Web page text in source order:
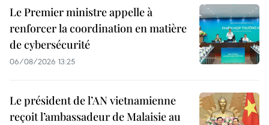
Le Premier ministre appelle à
renforcer la coordination en matière
de cybersécurité
06/08/2026 13:25
Le président de l’AN vietnamienne
reçoit l’ambassadeur de Malaisie au